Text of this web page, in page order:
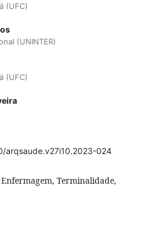
(UFC)
(UNINTER)
(UFC)
arqsaude.v27i10.2023-024
Terminalidade,